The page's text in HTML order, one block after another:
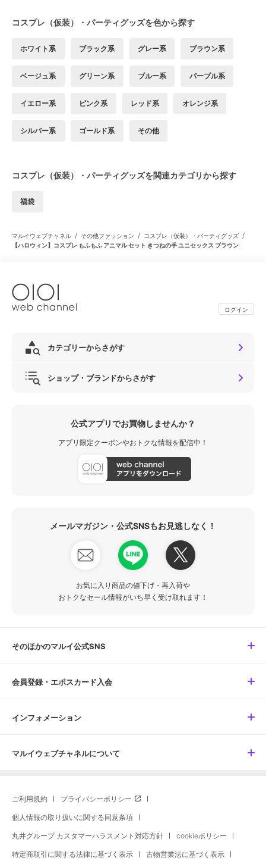
コスプレ（仮装）・パーティグッズを色から探す
ホワイト系 ブラック系 グレー系 ブラウン系
ベージュ系 グリーン系 ブルー系 パープル系
イエロー系 ピンク系 レッド系 オレンジ系
シルバー系 ゴールド系 その他
コスプレ（仮装）・パーティグッズを関連カテゴリから探す
福袋
マルイウェブチャネル / その他ファッション / コスプレ（仮装）・パーティグッズ /
【ハロウィン】コスプレ もふもふ アニマル セット きつねの手 ユニセックス ブラウン
ログイン
カテゴリーからさがす
ショップ・ブランドからさがす
公式アプリでお買物しませんか？
アプリ限定クーポンやおトクな情報を配信中！
メールマガジン・公式SNSもお見逃しなく！
お気に入り商品の値下げ・再入荷や
おトクなセール情報がいち早く受け取れます！
そのほかのマルイ公式SNS
会員登録・エポスカード入会
インフォメーション
マルイウェブチャネルについて
ご利用規約 プライバシーポリシー
個人情報の取り扱いに関する同意条項
丸井グループ カスタマーハラスメント対応方針 cookieポリシー
特定商取引に関する法律に基づく表示 古物営業法に基づく表示